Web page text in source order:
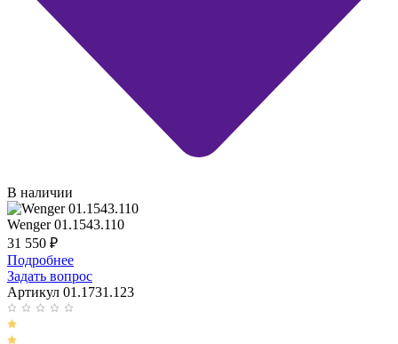
В наличии
Wenger 01.1543.110
31 550 ₽
Подробнее
Задать вопрос
Артикул 01.1731.123